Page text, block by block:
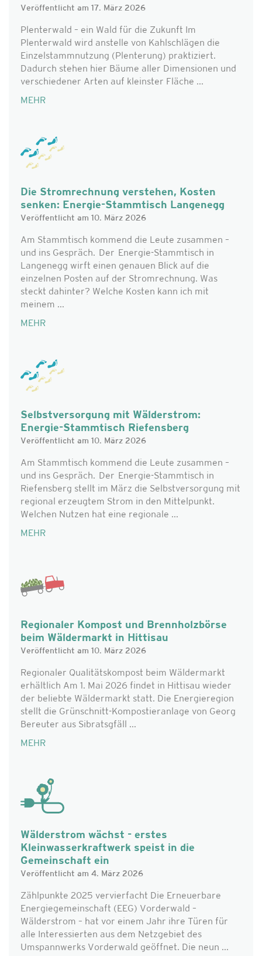
Veröffentlicht am 17. März 2026
Plenterwald – ein Wald für die Zukunft Im
Plenterwald wird anstelle von Kahlschlägen die
Einzelstammnutzung (Plenterung) praktiziert.
Dadurch stehen hier Bäume aller Dimensionen und
verschiedener Arten auf kleinster Fläche ...
MEHR
Die Stromrechnung verstehen, Kosten
senken: Energie-Stammtisch Langenegg
Veröffentlicht am 10. März 2026
Am Stammtisch kommend die Leute zusammen –
und ins Gespräch. Der Energie-Stammtisch in
Langenegg wirft einen genauen Blick auf die
einzelnen Posten auf der Stromrechnung. Was
steckt dahinter? Welche Kosten kann ich mit
meinem ...
MEHR
Selbstversorgung mit Wälderstrom:
Energie-Stammtisch Riefensberg
Veröffentlicht am 10. März 2026
Am Stammtisch kommend die Leute zusammen –
und ins Gespräch. Der Energie-Stammtisch in
Riefensberg stellt im März die Selbstversorgung mit
regional erzeugtem Strom in den Mittelpunkt.
Welchen Nutzen hat eine regionale ...
MEHR
Regionaler Kompost und Brennholzbörse
beim Wäldermarkt in Hittisau
Veröffentlicht am 10. März 2026
Regionaler Qualitätskompost beim Wäldermarkt
erhältlich Am 1. Mai 2026 findet in Hittisau wieder
der beliebte Wäldermarkt statt. Die Energieregion
stellt die Grünschnitt-Kompostieranlage von Georg
Bereuter aus Sibratsgfäll ...
MEHR
Wälderstrom wächst - erstes
Kleinwasserkraftwerk speist in die
Gemeinschaft ein
Veröffentlicht am 4. März 2026
Zählpunkte 2025 vervierfacht Die Erneuerbare
Energiegemeinschaft (EEG) Vorderwald –
Wälderstrom – hat vor einem Jahr ihre Türen für
alle Interessierten aus dem Netzgebiet des
Umspannwerks Vorderwald geöffnet. Die neun ...